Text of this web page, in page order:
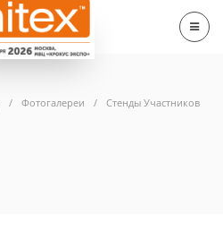
/ Фотогалереи /
Стенды Участников